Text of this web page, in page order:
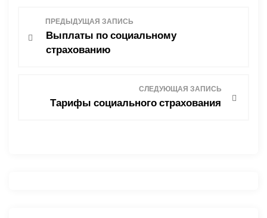
ПРЕДЫДУЩАЯ ЗАПИСЬ
Выплаты по социальному
страхованию
СЛЕДУЮЩАЯ ЗАПИСЬ
Тарифы социального страхования